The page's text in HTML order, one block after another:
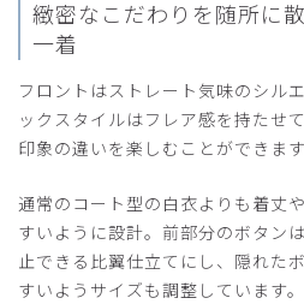
生地が柔らかく、着心地も良く、
ピッタリでした。
て違うことが多いので)。
商品： M04レディース白衣:ラ
役に立った 0
緻密なこだわりを随所に
一着
フロントはストレート気味のシル
ックスタイルはフレア感を持たせ
印象の違いを楽しむことができます
通常のコート型の白衣よりも着丈
すいように設計。前部分のボタン
止できる比翼仕立てにし、隠れた
すいようサイズも調整しています。